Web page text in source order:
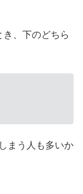
、下のどちら
まう人も多いか